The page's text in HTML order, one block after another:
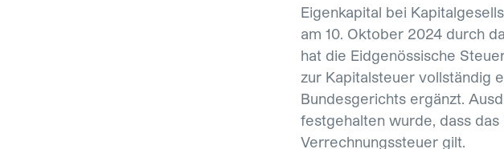
Eigenkapital bei
am 10. Oktober 2024 durch
hat die Eidgenössische
zur Kapitalsteuer vollständig
Bundesgerichts ergänzt.
festgehalten wurde, dass
Verrechnungssteuer gilt.